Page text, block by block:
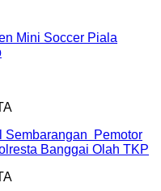
Mini Soccer Piala
Sembarangan Pemotor
Banggai Olah TKP